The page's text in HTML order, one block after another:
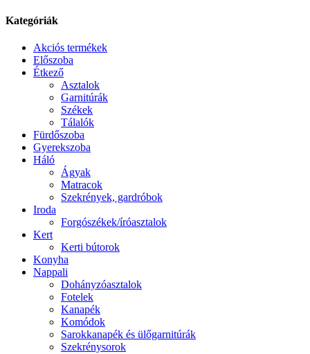
Kategóriák
Akciós termékek
Előszoba
Étkező
Asztalok
Garnitúrák
Székek
Tálalók
Fürdőszoba
Gyerekszoba
Háló
Ágyak
Matracok
Szekrények, gardróbok
Iroda
Forgószékek/íróasztalok
Kert
Kerti bútorok
Konyha
Nappali
Dohányzóasztalok
Fotelek
Kanapék
Komódok
Sarokkanapék és ülőgarnitúrák
Szekrénysorok